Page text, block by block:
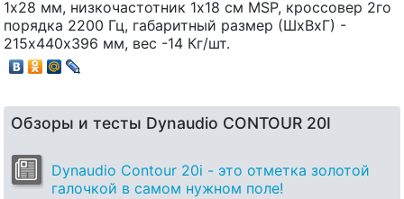
1х28 мм, низкочастотник 1х18 см MSP, кроссовер 2го
порядка 2200 Гц, габаритный размер (ШхВхГ) -
215х440х396 мм, вес -14 Кг/шт.
Обзоры и тесты Dynaudio CONTOUR 20I
Dynaudio Contour 20i - это отметка золотой
галочкой в самом нужном поле!